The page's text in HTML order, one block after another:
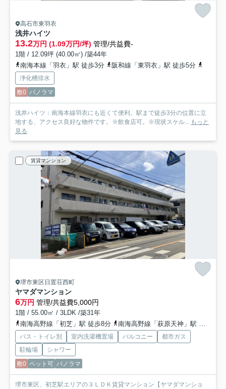
高石市東羽衣
浅井ハイツ
13.2万円 (1.09万円/坪) 管理/共益費-
1階 / 12.09坪 (40.00㎡) /築44年
南海本線「羽衣」駅 徒歩3分
阪和線「東羽衣」駅 徒歩5分
浄化槽排水
敷0 パノラマ
浅井ハイツ：南海本線羽衣にも近くて便利。駅まで徒歩3分の位置に立
地する、アクセス良好な物件です。※飲食店可。※現状スケル... もっと
見る
賃貸マンション
堺市東区日置荘西町
ヤマダマンション
6万円 管理/共益費5,000円
1階 / 55.00㎡ / 3LDK /築31年
南海高野線「初芝」駅 徒歩8分
南海高野線「萩原天神」駅 徒歩17分
バス・トイレ別 室内洗濯機置場 バルコニー
都市ガス
駐輪場
シャワー
敷0 ペット可 パノラマ
堺市東区、初芝駅エリアの３ＬＤＫ賃貸マンション【ヤマダマンショ